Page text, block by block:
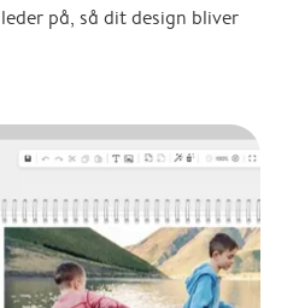
på, så dit design bliver